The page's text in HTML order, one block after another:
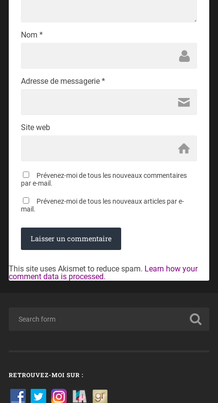
Nom *
Adresse de messagerie *
Site web
Prévenez-moi de tous les nouveaux commentaires
par e-mail.
Prévenez-moi de tous les nouveaux articles par e-
mail.
This site uses Akismet to reduce spam. Learn how your
comment data is processed.
RETROUVEZ-MOI SUR :